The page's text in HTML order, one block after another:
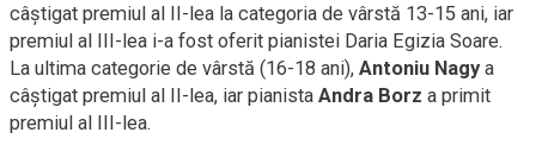
câştigat premiul al II-lea la categoria de vârstă 13-15 ani, iar
premiul al III-lea i-a fost oferit pianistei Daria Egizia Soare.
La ultima categorie de vârstă (16-18 ani), Antoniu Nagya
câştigat premiul al II-lea, iar pianista Andra Borz a primit
premiul al III-lea.